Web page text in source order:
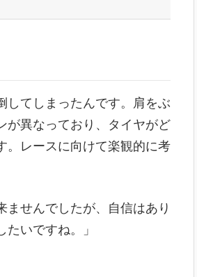
してしまったんです。肩をぶ
が異なっており、タイヤがど
。レースに向けて楽観的に考
ませんでしたが、自信はあり
いですね。」